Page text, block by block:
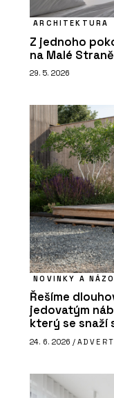
ARCHITEKTURA
Z jednoho
na Malé
29. 5. 2026
NOVINKY A
Řešíme
jedovatým
který se snaží
24. 6. 2026 /